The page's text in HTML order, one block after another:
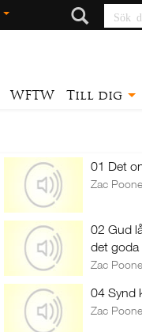
Sök
WFTW Till dig
01 Det
Zac
02 Gud
det goda
Zac
04 Synd
Zac